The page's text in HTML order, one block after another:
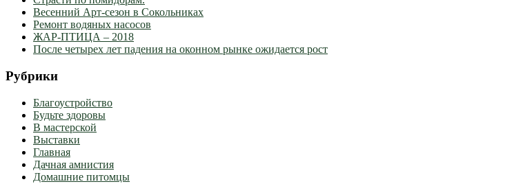
Весенний Арт-сезон в Сокольниках
Ремонт водяных насосов
ЖАР-ПТИЦА – 2018
После четырех лет падения на оконном рынке ожидается рост
Рубрики
Благоустройство
Будьте здоровы
В мастерской
Выставки
Главная
Дачная амнистия
Домашние питомцы